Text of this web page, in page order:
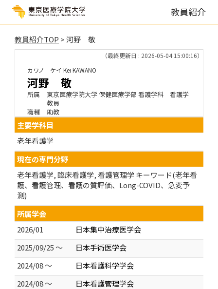
教員紹介
教員紹介TOP > 河野 敬
（最終更新日 : 2026-05-04 15:00:16）
カワノ ケイ Kei KAWANO
河野 敬
所属
東京医療学院大学 保健医療学部 看護学科 看護学
教員
職種
助教
主要学科目
老年看護学
現在の専門分野
老年看護学, 臨床看護学, 看護管理学 キーワード(老年看
護、看護管理、看護の質評価、Long-COVID、急変予
測)
所属学会
2026/01
日本集中治療医学会
2025/09/25 ～
日本手術医学会
2024/08 ～
日本看護科学学会
2024/08 ～
日本看護管理学会